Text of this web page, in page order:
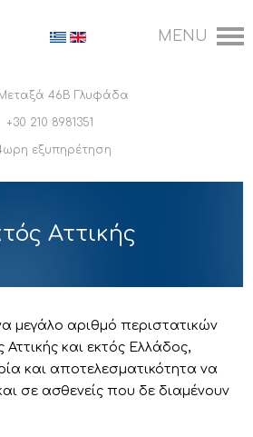
46Β Γλυφάδα
+30 210 8981351
εξυπηρέτηση
Αττικής
μεγάλο αριθμό περιστατικών
και εκτός Ελλάδος,
και αποτελεσματικότητα να
σε ασθενείς που δε διαμένουν